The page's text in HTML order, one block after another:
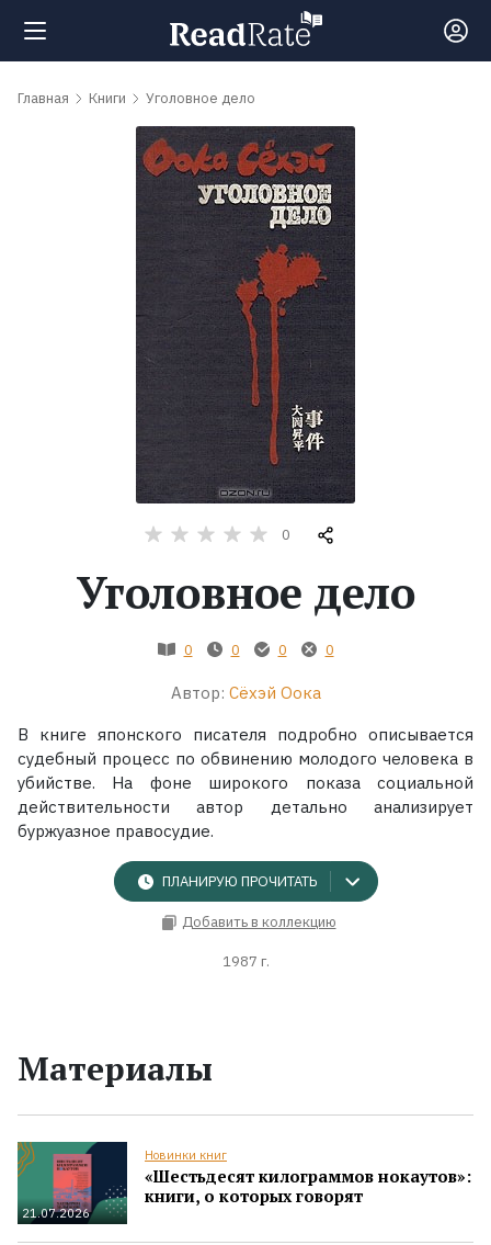
Поиск
обсуждаемые
Серии
Экранизации
Коллекции
Главная Книги Уголовное дело
0
Уголовное дело
0 0 0 0
Автор: Сёхэй Оока
В книге японского писателя подробно описывается
судебный процесс по обвинению молодого человека в
убийстве. На фоне широкого показа социальной
действительности автор детально анализирует
буржуазное правосудие.
ПЛАНИРУЮ ПРОЧИТАТЬ
Добавить в коллекцию
1987 г.
Материалы
21.07.2026
Новинки книг
«Шестьдесят килограммов нокаутов»:
книги, о которых говорят